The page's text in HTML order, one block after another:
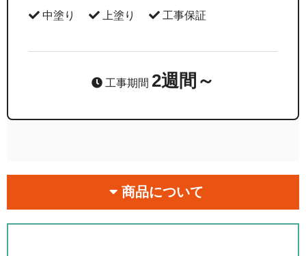
中塗り 上塗り 工事保証
工事期間 2週間～
商品について